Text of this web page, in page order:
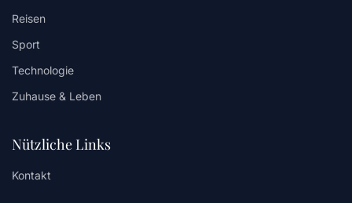
Reisen
Sport
Technologie
Zuhause & Leben
Nützliche Links
Kontakt